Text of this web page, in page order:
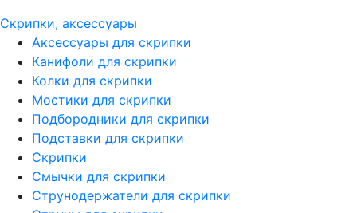
Скрипки, аксессуары
Аксессуары для скрипки
Канифоли для скрипки
Колки для скрипки
Мостики для скрипки
Подбородники для скрипки
Подставки для скрипки
Скрипки
Смычки для скрипки
Струнодержатели для скрипки